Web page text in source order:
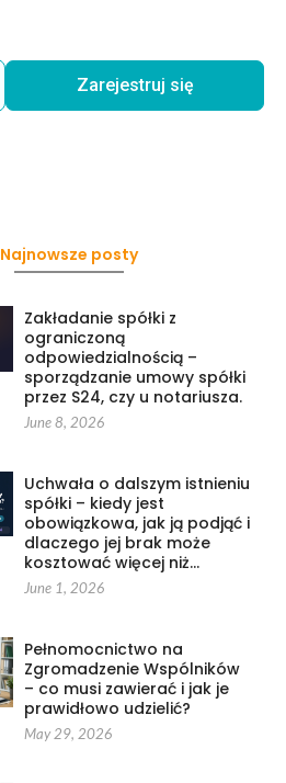
Zarejestruj się
Najnowsze posty
Zakładanie spółki z
ograniczoną
odpowiedzialnością –
sporządzanie umowy spółki
przez S24, czy u notariusza.
June 8, 2026
Uchwała o dalszym istnieniu
spółki – kiedy jest
obowiązkowa, jak ją podjąć i
dlaczego jej brak może
kosztować więcej niż…
June 1, 2026
Pełnomocnictwo na
Zgromadzenie Wspólników
– co musi zawierać i jak je
prawidłowo udzielić?
May 29, 2026